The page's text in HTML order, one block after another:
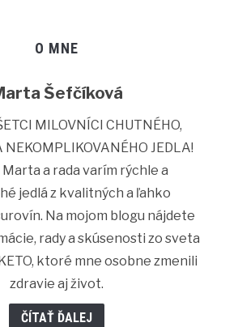
O MNE
Šefčíková
MILOVNÍCI CHUTNÉHO,
NEKOMPLIKOVANÉHO JEDLA!
Marta a rada varím rýchle a
jedlá z kvalitných a ľahko
Na mojom blogu nájdete
rady a skúsenosti zo sveta
ktoré mne osobne zmenili
zdravie aj život.
ČÍTAŤ ĎALEJ